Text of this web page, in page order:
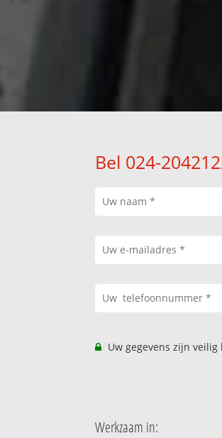
Bel 024-
Uw gegevens zijn veilig
Werkzaam in: